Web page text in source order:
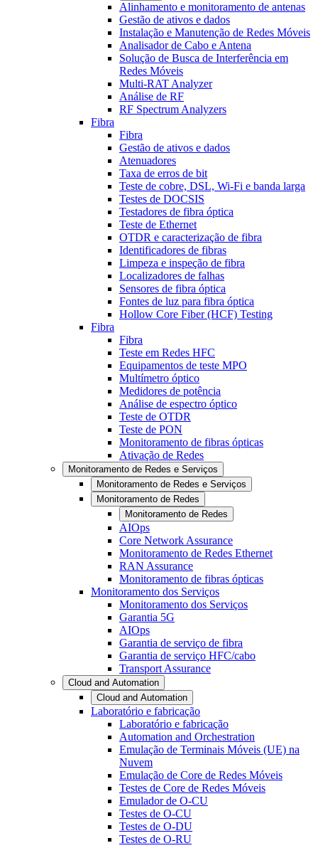
Alinhamento e monitoramento de antenas
Gestão de ativos e dados
Instalação e Manutenção de Redes Móveis
Analisador de Cabo e Antena
Solução de Busca de Interferência em
Redes Móveis
Multi-RAT Analyzer
Análise de RF
RF Spectrum Analyzers
Fibra
Fibra
Gestão de ativos e dados
Atenuadores
Taxa de erros de bit
Teste de cobre, DSL, Wi-Fi e banda larga
Testes de DOCSIS
Testadores de fibra óptica
Teste de Ethernet
OTDR e caracterização de fibra
Identificadores de fibras
Limpeza e inspeção de fibra
Localizadores de falhas
Sensores de fibra óptica
Fontes de luz para fibra óptica
Hollow Core Fiber (HCF) Testing
Fibra
Fibra
Teste em Redes HFC
Equipamentos de teste MPO
Multímetro óptico
Medidores de potência
Análise de espectro óptico
Teste de OTDR
Teste de PON
Monitoramento de fibras ópticas
Ativação de Redes
Monitoramento de Redes e Serviços
Monitoramento de Redes e Serviços
Monitoramento de Redes
Monitoramento de Redes
AIOps
Core Network Assurance
Monitoramento de Redes Ethernet
RAN Assurance
Monitoramento de fibras ópticas
Monitoramento dos Serviços
Monitoramento dos Serviços
Garantia 5G
AIOps
Garantia de serviço de fibra
Garantia de serviço HFC/cabo
Transport Assurance
Cloud and Automation
Cloud and Automation
Laboratório e fabricação
Laboratório e fabricação
Automation and Orchestration
Emulação de Terminais Móveis (UE) na
Nuvem
Emulação de Core de Redes Móveis
Testes de Core de Redes Móveis
Emulador de O-CU
Testes de O-CU
Testes de O-DU
Testes de O-RU